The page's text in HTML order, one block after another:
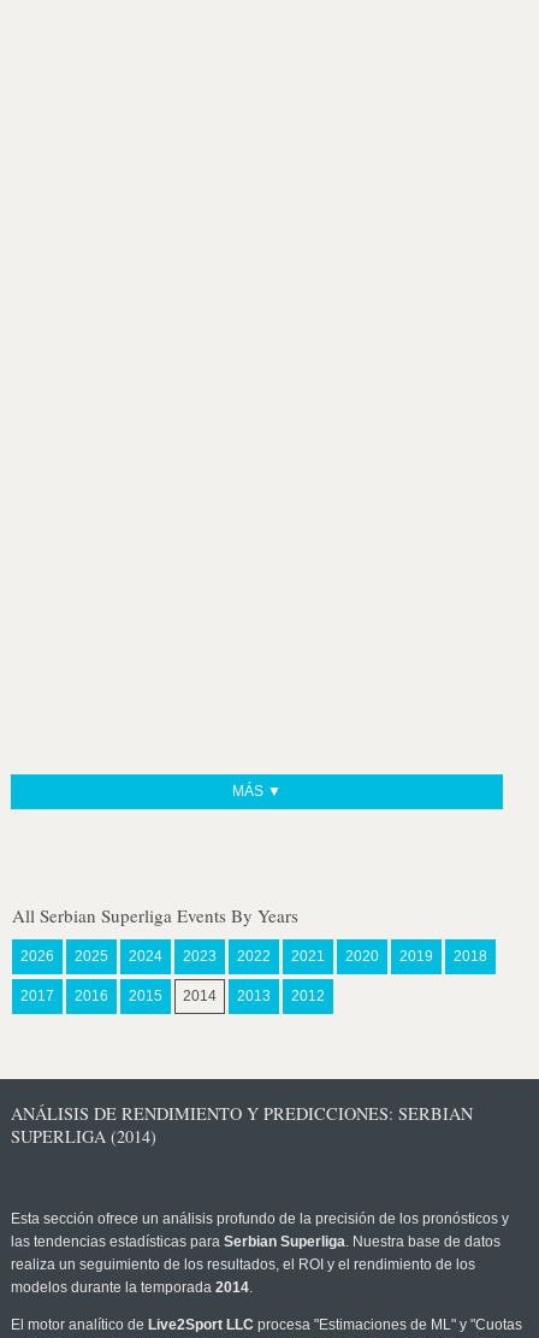
MÁS ▼
All Serbian Superliga Events By Years
2026 2025 2024 2023 2022 2021 2020 2019 2018
2017 2016 2015 2014 2013 2012
ANÁLISIS DE RENDIMIENTO Y PREDICCIONES: SERBIAN
SUPERLIGA (2014)
Esta sección ofrece un análisis profundo de la precisión de los pronósticos y
las tendencias estadísticas para Serbian Superliga. Nuestra base de datos
realiza un seguimiento de los resultados, el ROI y el rendimiento de los
modelos durante la temporada 2014.
El motor analítico de Live2Sport LLC procesa "Estimaciones de ML" y "Cuotas